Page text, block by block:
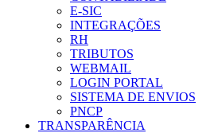
E-SIC
INTEGRAÇÕES
RH
TRIBUTOS
WEBMAIL
LOGIN PORTAL
SISTEMA DE ENVIOS
PNCP
TRANSPARÊNCIA